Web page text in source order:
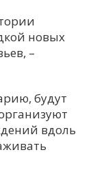
Я
новых
–
будут
вдоль